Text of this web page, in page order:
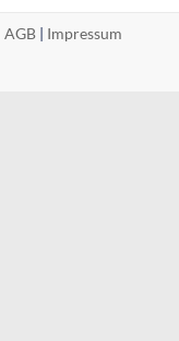
AGB | Impressum